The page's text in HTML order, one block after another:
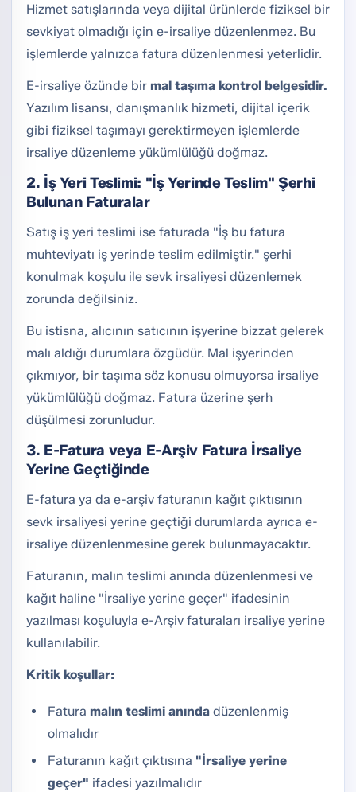
Hizmet satışlarında veya dijital ürünlerde fiziksel bir
sevkiyat olmadığı için e-irsaliye düzenlenmez. Bu
işlemlerde yalnızca fatura düzenlenmesi yeterlidir.
E-irsaliye özünde bir mal taşıma kontrol belgesidir.
Yazılım lisansı, danışmanlık hizmeti, dijital içerik
gibi fiziksel taşımayı gerektirmeyen işlemlerde
irsaliye düzenleme yükümlülüğü doğmaz.
2. İş Yeri Teslimi: "İş Yerinde Teslim" Şerhi
Bulunan Faturalar
Satış iş yeri teslimi ise faturada "İş bu fatura
muhteviyatı iş yerinde teslim edilmiştir." şerhi
konulmak koşulu ile sevk irsaliyesi düzenlemek
zorunda değilsiniz.
Bu istisna, alıcının satıcının işyerine bizzat gelerek
malı aldığı durumlara özgüdür. Mal işyerinden
çıkmıyor, bir taşıma söz konusu olmuyorsa irsaliye
yükümlülüğü doğmaz. Fatura üzerine şerh
düşülmesi zorunludur.
3. E-Fatura veya E-Arşiv Fatura İrsaliye
Yerine Geçtiğinde
E-fatura ya da e-arşiv faturanın kağıt çıktısının
sevk irsaliyesi yerine geçtiği durumlarda ayrıca e-
irsaliye düzenlenmesine gerek bulunmayacaktır.
Faturanın, malın teslimi anında düzenlenmesi ve
kağıt haline "İrsaliye yerine geçer" ifadesinin
yazılması koşuluyla e-Arşiv faturaları irsaliye yerine
kullanılabilir.
Kritik koşullar:
Fatura malın teslimi anında düzenlenmiş
olmalıdır
Faturanın kağıt çıktısına "İrsaliye yerine
geçer" ifadesi yazılmalıdır